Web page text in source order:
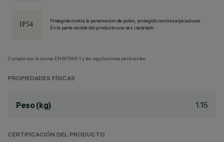
Protegido contra la penetración de polvo, protegido contra salpicaduras.
En la parte visible del producto una vez instalado
Cumple con la norma EN60598-1 y las regulaciones pertinentes.
PROPIEDADES FÍSICAS
Peso (kg) 1.15
CERTIFICACIÓN DEL PRODUCTO